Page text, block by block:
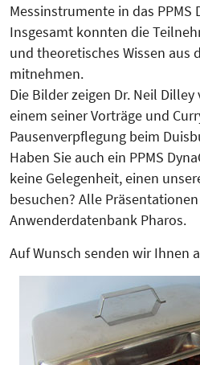
Messinstrumente in das PPMS
Insgesamt konnten die
und theoretisches Wis­sen aus
mitnehmen.
Die Bilder zeigen Dr. Neil
einem seiner Vorträge und
Pausenverpflegung beim
Haben Sie auch ein PPMS
keine Gelegenheit, einen
besuchen? Alle
Anwenderdatenbank Pharos.
Auf Wunsch senden wir Ihnen